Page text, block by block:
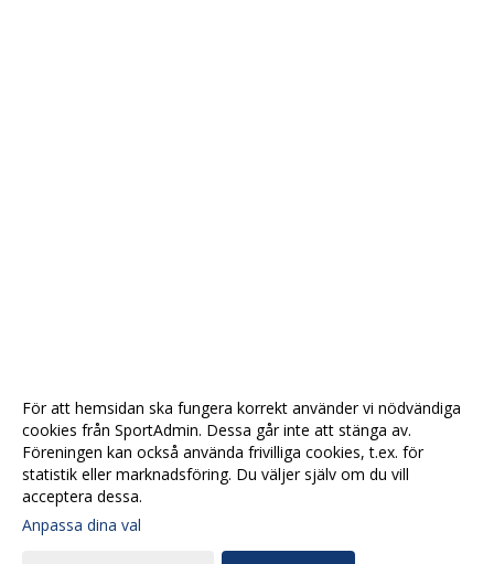
För att hemsidan ska fungera korrekt använder vi nödvändiga
cookies från SportAdmin. Dessa går inte att stänga av.
Föreningen kan också använda frivilliga cookies, t.ex. för
statistik eller marknadsföring. Du väljer själv om du vill
acceptera dessa.
Anpassa dina val